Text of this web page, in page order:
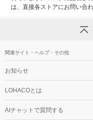
は、直接各ストアにお問い合わ
関連サイト・ヘルプ・その他
お知らせ
LOHACOとは
AIチャットで質問する